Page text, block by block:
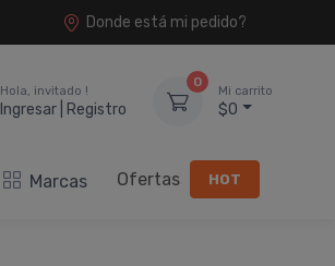
Donde está mi pedido?
Hola, invitado !
Ingresar | Registro
0
Mi carrito
$0
Marcas Ofertas HOT